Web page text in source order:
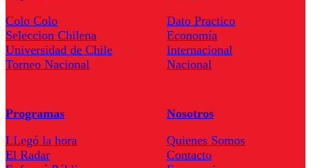
Colo Colo
Seleccion Chilena
Universidad de Chile
Torneo Nacional
Dato Practico
Economía
Internacional
Nacional
Programas
LLegó la hora
El Radar
Nosotros
Quienes Somos
Contacto